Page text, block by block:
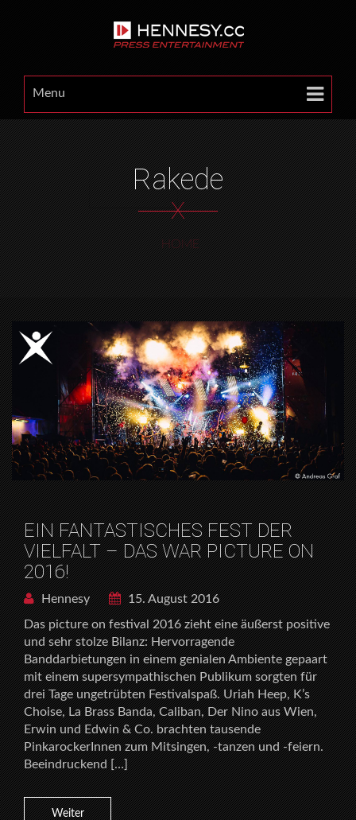
Menu
Rakede
X
HOME
EIN FANTASTISCHES FEST DER
VIELFALT – DAS WAR PICTURE ON
2016!
Hennesy
15. August 2016
Das picture on festival 2016 zieht eine äußerst positive
und sehr stolze Bilanz: Hervorragende
Banddarbietungen in einem genialen Ambiente gepaart
mit einem supersympathischen Publikum sorgten für
drei Tage ungetrübten Festivalspaß. Uriah Heep, K’s
Choise, La Brass Banda, Caliban, Der Nino aus Wien,
Erwin und Edwin & Co. brachten tausende
PinkarockerInnen zum Mitsingen, -tanzen und -feiern.
Beeindruckend […]
Weiter